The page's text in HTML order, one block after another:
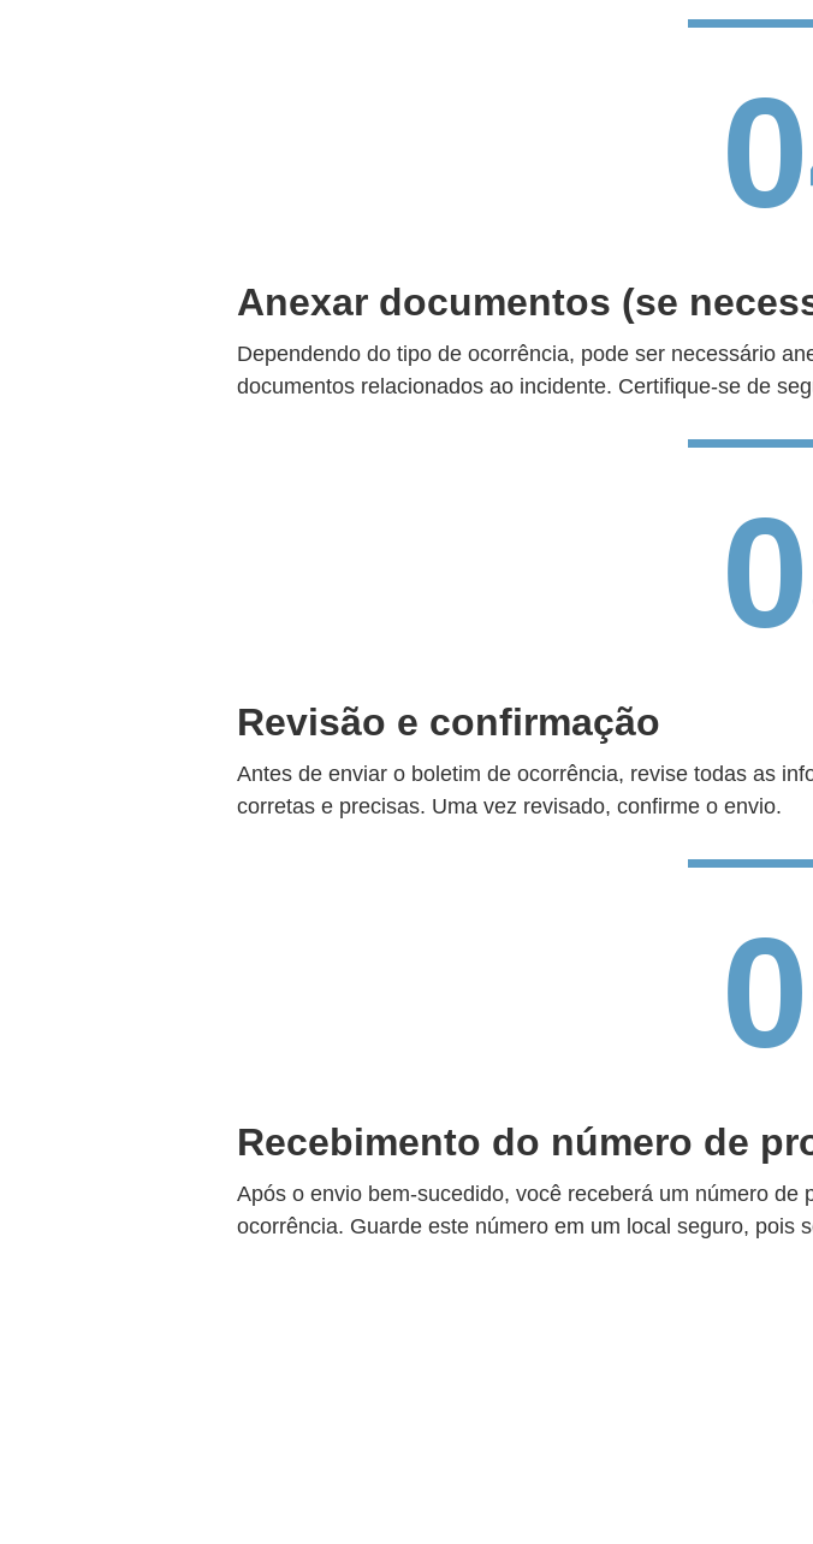
Anexar documentos (se
Dependendo do tipo de ocorrência, pode ser necessário
documentos relacionados ao incidente. Certifique-se de
Revisão e confirmação
Antes de enviar o boletim de ocorrência, revise todas as
corretas e precisas. Uma vez revisado, confirme o envio.
Recebimento do número de
Após o envio bem-sucedido, você receberá um número
ocorrência. Guarde este número em um local seguro, pois